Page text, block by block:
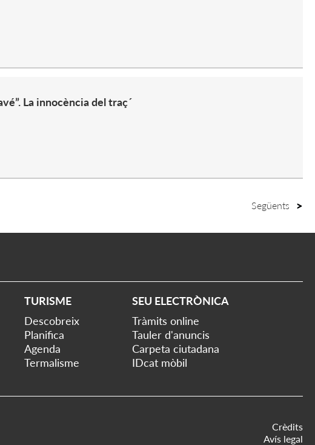
La innocència del traç´
Següents
TURISME
Descobreix
Planifica
Agenda
Termalisme
SEU ELECTRÒNICA
Tràmits online
Tauler d'anuncis
Carpeta ciutadana
IDcat mòbil
Crèdits
Avís legal